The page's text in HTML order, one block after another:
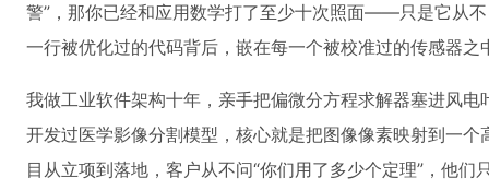
警”，那你已经和应用数学打了至少十次照面——只是它从
一行被优化过的代码背后，嵌在每一个被校准过的传感器
我做工业软件架构十年，亲手把偏微分方程求解器塞进风
开发过医学影像分割模型，核心就是把图像像素映射到一
目从立项到落地，客户从不问“你们用了多少个定理”，他们